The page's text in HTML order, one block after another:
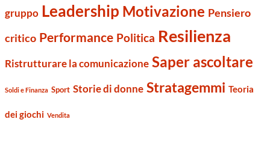
gruppo Leadership Motivazione Pensiero
critico Performance Politica Resilienza
Ristrutturare la comunicazione Saper ascoltare
Soldi e Finanza Sport Storie di donne Stratagemmi Teoria
dei giochi Vendita